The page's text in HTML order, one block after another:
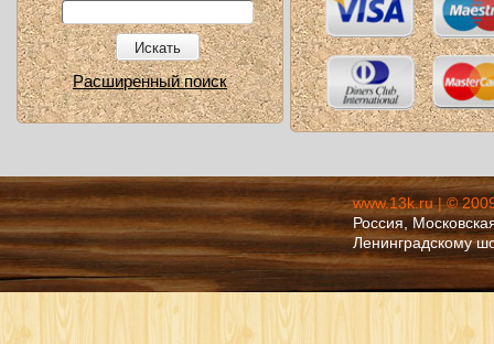
Искать
Расширенный поиск
www.13k.ru | ©
Россия,
Ленинградскому